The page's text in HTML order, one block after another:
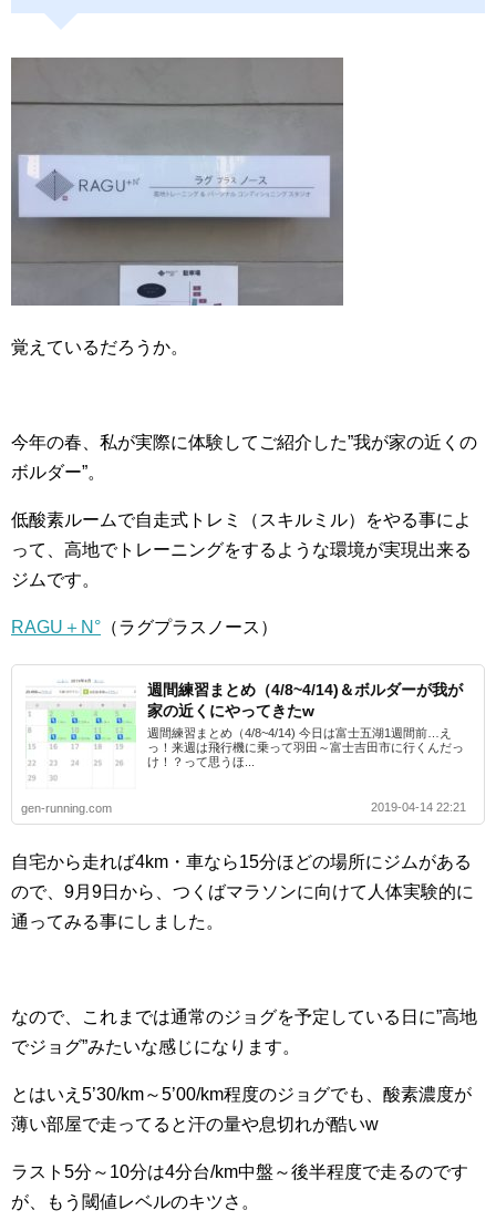
覚えているだろうか。
今年の春、私が実際に体験してご紹介した”我が家の近くの
ボルダー”。
低酸素ルームで自走式トレミ（スキルミル）をやる事によ
って、高地でトレーニングをするような環境が実現出来る
ジムです。
RAGU＋N° （ラグプラスノース）
週間練習まとめ（4/8~4/14)＆ボルダーが我が
家の近くにやってきたw
週間練習まとめ（4/8~4/14) 今日は富士五湖1週間前…え
っ！来週は飛行機に乗って羽田～富士吉田市に行くんだっ
け！？って思うほ...
gen-running.com 2019-04-14 22:21
自宅から走れば4km・車なら15分ほどの場所にジムがある
ので、9月9日から、つくばマラソンに向けて人体実験的に
通ってみる事にしました。
なので、これまでは通常のジョグを予定している日に”高地
でジョグ”みたいな感じになります。
とはいえ5’30/km～5’00/km程度のジョグでも、酸素濃度が
薄い部屋で走ってると汗の量や息切れが酷いw
ラスト5分～10分は4分台/km中盤～後半程度で走るのです
が、もう閾値レベルのキツさ。